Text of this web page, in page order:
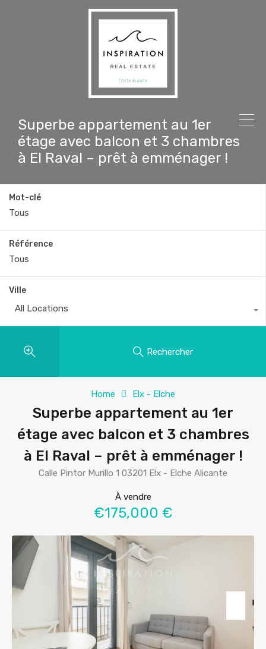
Superbe appartement au 1er
étage avec balcon et 3 chambres
à El Raval – prêt à emménager !
Mot-clé
Référence
Ville
All Locations
Rechercher
Home Elx - Elche
Superbe appartement au 1er
étage avec balcon et 3 chambres
à El Raval – prêt à emménager !
Calle Pintor Murillo 1 03201 Elx - Elche Alicante
À vendre
€175,000 €